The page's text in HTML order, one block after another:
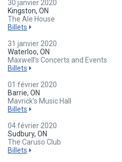
30 janvier 2020
Kingston, ON
The Ale House
Billets
31 janvier 2020
Waterloo, ON
Maxwell's Concerts and Events
Billets
01 février 2020
Barrie, ON
Mavrick's Music Hall
Billets
04 février 2020
Sudbury, ON
The Caruso Club
Billets